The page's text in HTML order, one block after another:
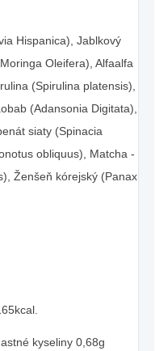
Hispanica), Jablkový
Oleifera), Alfaalfa
(Spirulina platensis),
(Adansonia Digitata),
siaty (Spinacia
obliquus), Matcha -
Ženšeň kórejský (Panax
kyseliny 0,68g